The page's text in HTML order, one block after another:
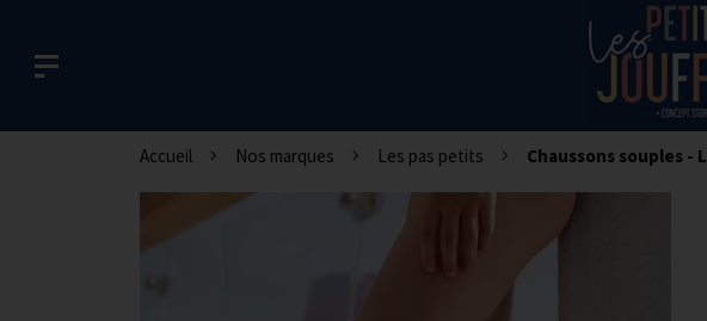
Accueil Nos marques Les pas petits